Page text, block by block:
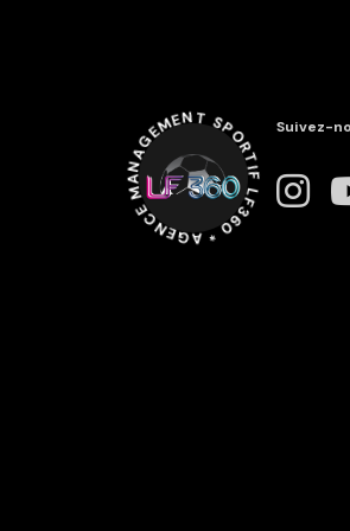
LF360 * AGENCE MANAGEMENT SPORTIF *Suivez-